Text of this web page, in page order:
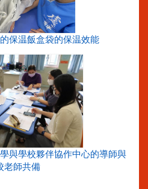
保温飯盒袋的保温效能
與學校夥伴協作中心的導師與
老師共備